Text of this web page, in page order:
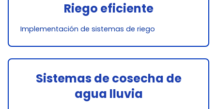
Riego eficiente
Implementación de sistemas de riego
Sistemas de cosecha de
agua lluvia